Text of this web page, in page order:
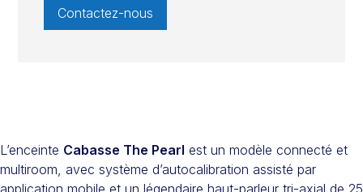
Contactez-nous
L’enceinte Cabasse The Pearl est un modèle connecté et
multiroom, avec système d’autocalibration assisté par